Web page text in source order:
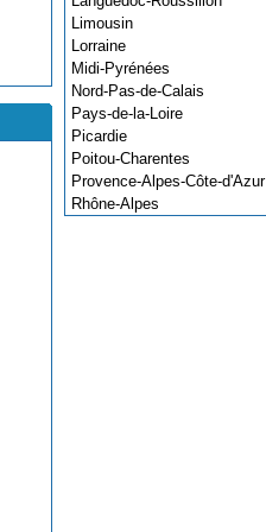
Limousin
Lorraine
Midi-Pyrénées
Nord-Pas-de-Calais
Pays-de-la-Loire
Picardie
Poitou-Charentes
Provence-Alpes-Côte-d'Azur
Rhône-Alpes